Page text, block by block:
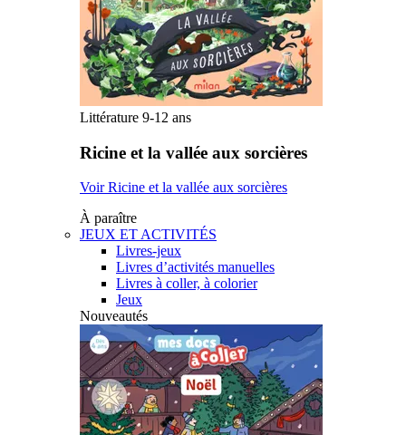
Littérature 9-12 ans
Ricine et la vallée aux sorcières
Voir Ricine et la vallée aux sorcières
À paraître
JEUX ET ACTIVITÉS
Livres-jeux
Livres d’activités manuelles
Livres à coller, à colorier
Jeux
Nouveautés